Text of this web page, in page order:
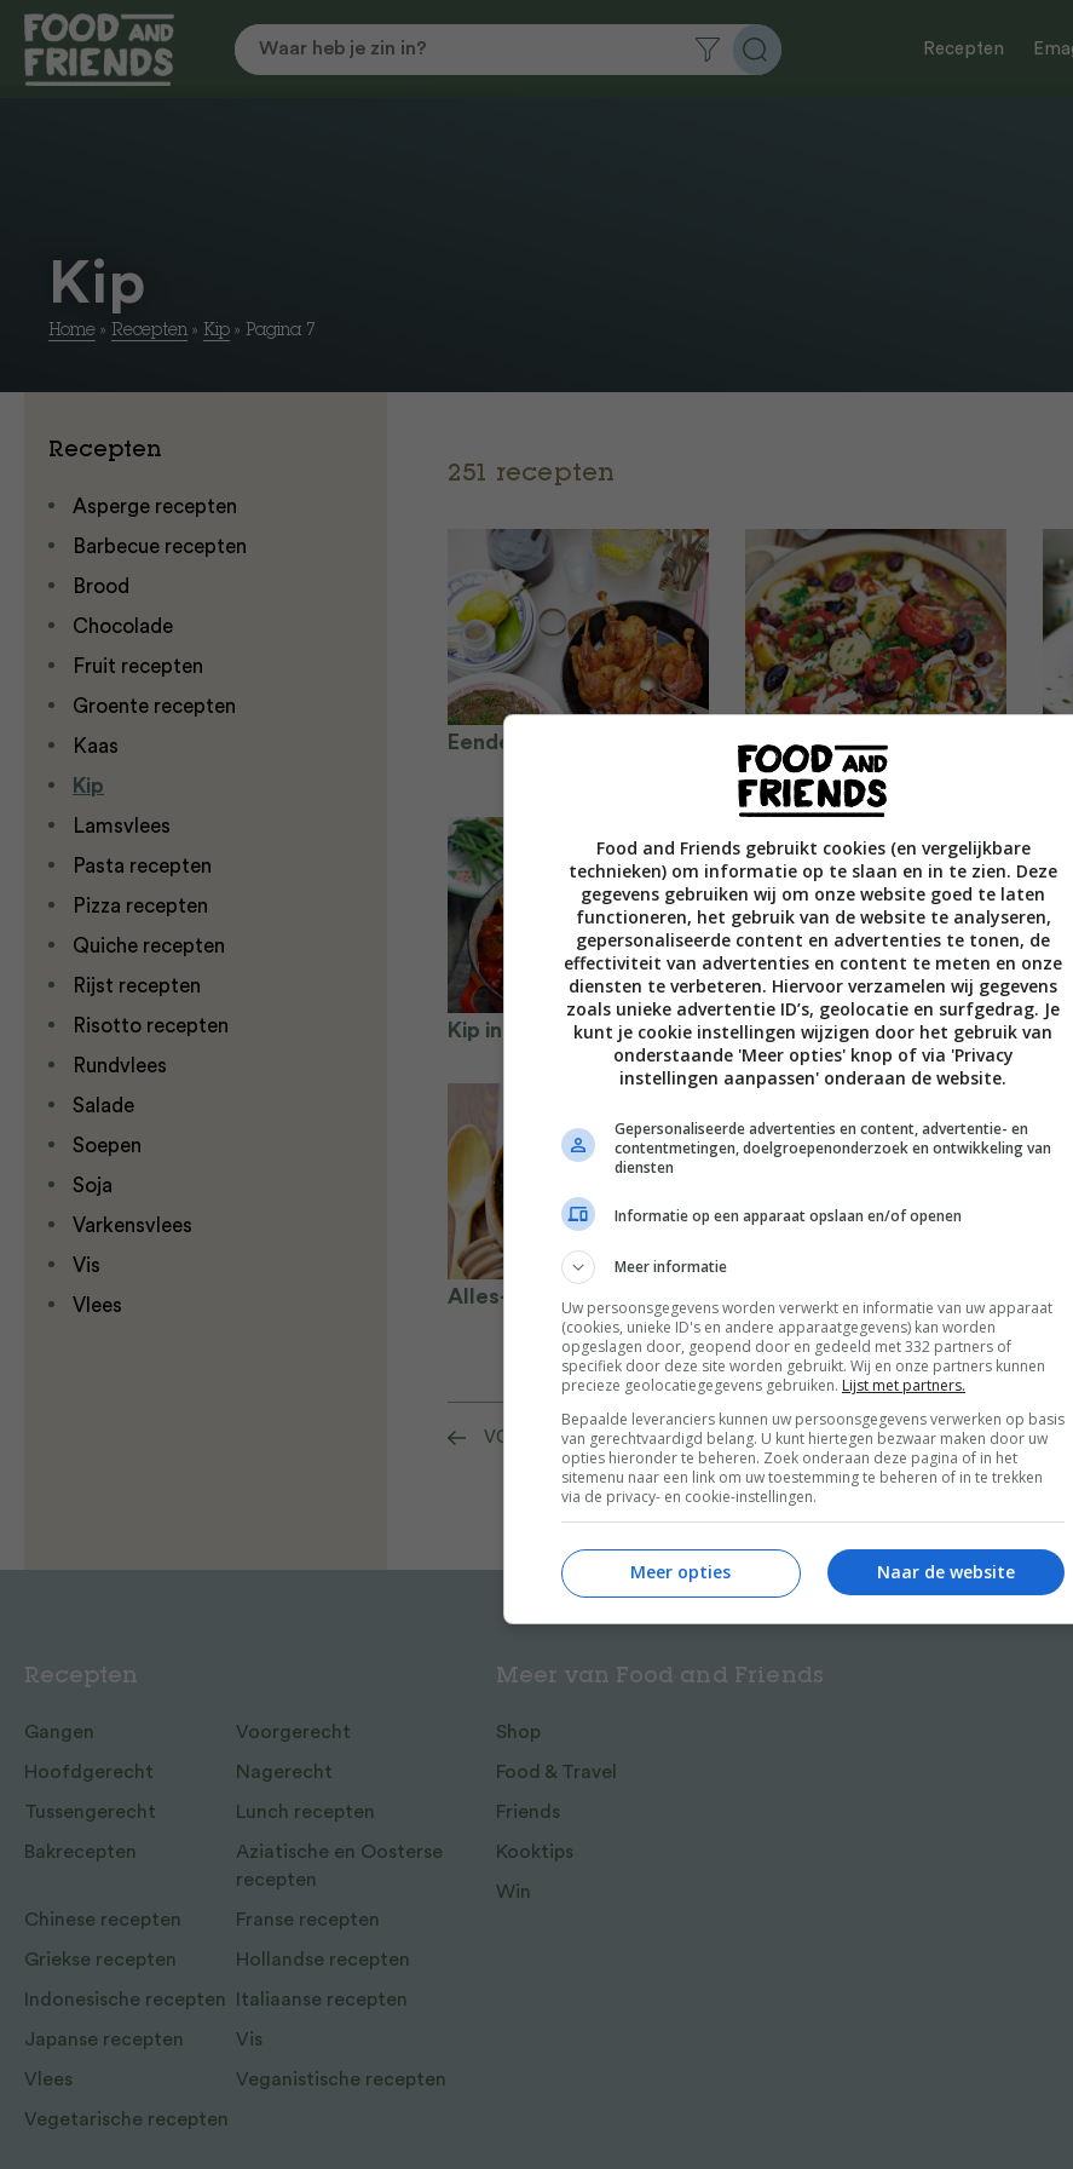
Recepten
Kip
Home » Recepten » Kip » Pagina 7
Recepten
Asperge recepten
Barbecue recepten
Brood
Chocolade
Fruit recepten
Groente recepten
Kaas
Kip
Lamsvlees
Pasta recepten
Pizza recepten
Quiche recepten
Rijst recepten
Risotto recepten
Rundvlees
Salade
Soepen
Soja
Varkensvlees
Vis
Vlees
251 recepten
Eendenconfit uit Kroatie
Kip in het pannetje met
tomaat
Kip in de pan Barbecue pakketjes
Alles-in-een rijst met kip Snelle harissa
VORIGE
Recepten
Gangen Voorgerecht
Hoofdgerecht Nagerecht
Tussengerecht Lunch recepten
Bakrecepten
Aziatische en Oosterse
recepten
Chinese recepten Franse recepten
Griekse recepten Hollandse recepten
Indonesische recepten Italiaanse recepten
Japanse recepten Vis
Vlees Veganistische recepten
Vegetarische recepten
Meer van Food and Friends
Shop
Food & Travel
Friends
Kooktips
Win
Food and Friends gebruikt cookies (en vergelijkbare
technieken) om informatie op te slaan en in te zien. Deze
gegevens gebruiken wij om onze website goed te laten
functioneren, het gebruik van de website te analyseren,
gepersonaliseerde content en advertenties te tonen, de
effectiviteit van advertenties en content te meten en onze
diensten te verbeteren. Hiervoor verzamelen wij gegevens
zoals unieke advertentie ID’s, geolocatie en surfgedrag. Je
kunt je cookie instellingen wijzigen door het gebruik van
onderstaande 'Meer opties' knop of via 'Privacy
instellingen aanpassen' onderaan de website.
Gepersonaliseerde advertenties en content, advertentie- en
contentmetingen, doelgroepenonderzoek en ontwikkeling van
diensten
Informatie op een apparaat opslaan en/of openen
Meer informatie
Uw persoonsgegevens worden verwerkt en informatie van uw apparaat
(cookies, unieke ID's en andere apparaatgegevens) kan worden
opgeslagen door, geopend door en gedeeld met 332 partners of
specifiek door deze site worden gebruikt. Wij en onze partners kunnen
precieze geolocatiegegevens gebruiken. Lijst met partners.
Bepaalde leveranciers kunnen uw persoonsgegevens verwerken op basis
van gerechtvaardigd belang. U kunt hiertegen bezwaar maken door uw
opties hieronder te beheren. Zoek onderaan deze pagina of in het
sitemenu naar een link om uw toestemming te beheren of in te trekken
via de privacy- en cookie-instellingen.
Naar de website
Meer opties